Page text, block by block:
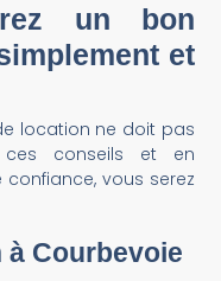
un bon
et
location ne doit pas
conseils et en
vous serez
Courbevoie